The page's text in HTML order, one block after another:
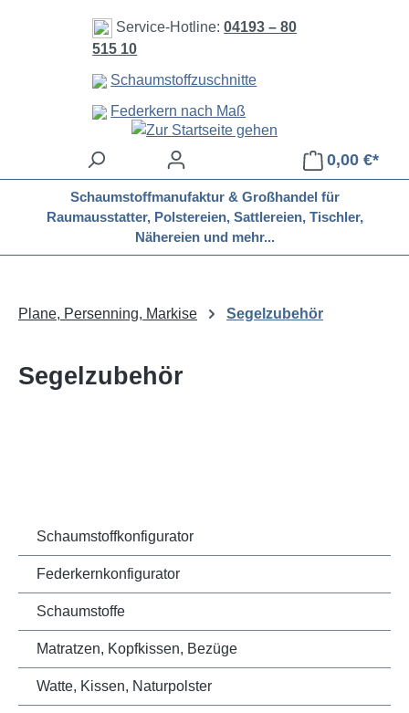
Zum Hauptinhalt springen
Service-Hotline:04193 – 80
515 10
Schaumstoffzuschnitte
Federkern nach Maß
0,00 €*
Schaumstoffmanufaktur & Großhandel für
Raumausstatter, Polstereien, Sattlereien, Tischler,
Nähereien und mehr...
Plane, Persenning, Markise Segelzubehör
Segelzubehör
Schaumstoffkonfigurator
Federkernkonfigurator
Schaumstoffe
Matratzen, Kopfkissen, Bezüge
Watte, Kissen, Naturpolster